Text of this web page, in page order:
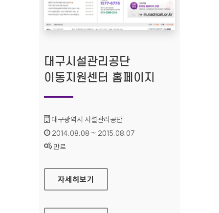
대구시설관리공단
이동지원센터 홈페이지
기관명 :
대구광역시 시설관리공단
인증기간 :
2014.08.08 ~ 2015.08.07
상태 :
만료
대구시설관리공단 이동지원센터 홈페이지
자세히보기